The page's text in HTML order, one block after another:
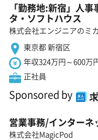
「勤務地:新宿」人
タ・ソフトハウス
株式会社エンジニアのミ
東京都 新宿区
年収324万円～600万
正社員
Sponsored by
営業事務/インター
株式会社MagicPod